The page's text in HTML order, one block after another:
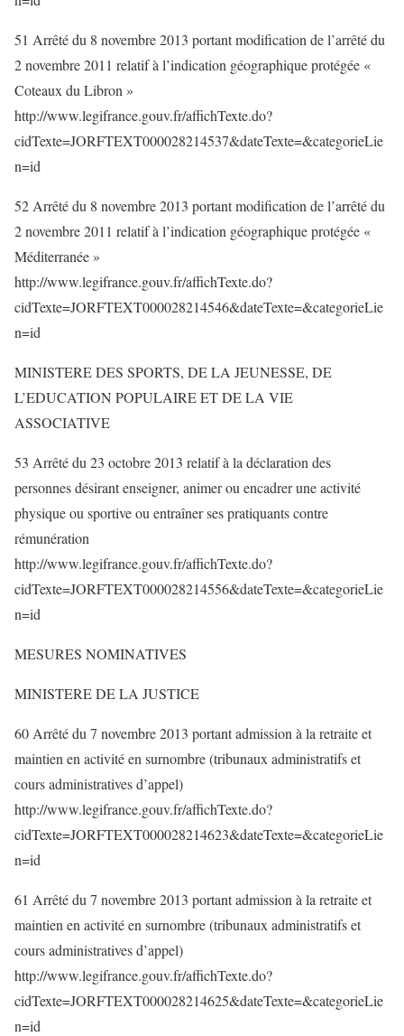
51 Arrêté du 8 novembre 2013 portant modification de l’arrêté du
2 novembre 2011 relatif à l’indication géographique protégée «
Coteaux du Libron »
http://www.legifrance.gouv.fr/affichTexte.do?
cidTexte=JORFTEXT000028214537&dateTexte=&categorieLie
n=id
52 Arrêté du 8 novembre 2013 portant modification de l’arrêté du
2 novembre 2011 relatif à l’indication géographique protégée «
Méditerranée »
http://www.legifrance.gouv.fr/affichTexte.do?
cidTexte=JORFTEXT000028214546&dateTexte=&categorieLie
n=id
MINISTERE DES SPORTS, DE LA JEUNESSE, DE
L’EDUCATION POPULAIRE ET DE LA VIE
ASSOCIATIVE
53 Arrêté du 23 octobre 2013 relatif à la déclaration des
personnes désirant enseigner, animer ou encadrer une activité
physique ou sportive ou entraîner ses pratiquants contre
rémunération
http://www.legifrance.gouv.fr/affichTexte.do?
cidTexte=JORFTEXT000028214556&dateTexte=&categorieLie
n=id
MESURES NOMINATIVES
MINISTERE DE LA JUSTICE
60 Arrêté du 7 novembre 2013 portant admission à la retraite et
maintien en activité en surnombre (tribunaux administratifs et
cours administratives d’appel)
http://www.legifrance.gouv.fr/affichTexte.do?
cidTexte=JORFTEXT000028214623&dateTexte=&categorieLie
n=id
61 Arrêté du 7 novembre 2013 portant admission à la retraite et
maintien en activité en surnombre (tribunaux administratifs et
cours administratives d’appel)
http://www.legifrance.gouv.fr/affichTexte.do?
cidTexte=JORFTEXT000028214625&dateTexte=&categorieLie
n=id